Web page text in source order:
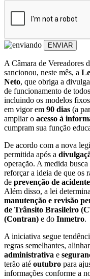
ENVIAR
A Câmara de Vereadores
sancionou, neste mês, a
Neto, que obriga a
de funcionamento de
incluindo os modelos
em vigor em 90 dias (a
ampliar o acesso à
cumpram sua função
De acordo com a nova
permitida após a
operação. A medida busca
reforçar a ideia de que os
de prevenção de
Além disso, a lei
manutenção e revisão
de Trânsito Brasileiro
(Contran) e do Inmetro.
A iniciativa segue
regras semelhantes,
administrativa e
terão até outubro para
informações conforme a